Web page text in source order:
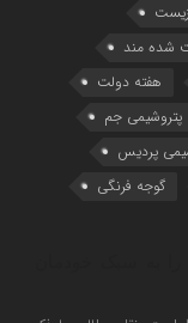
شده مند
هفته دولت
پتروشیمی جم
پردیس
گوجه فرنگی